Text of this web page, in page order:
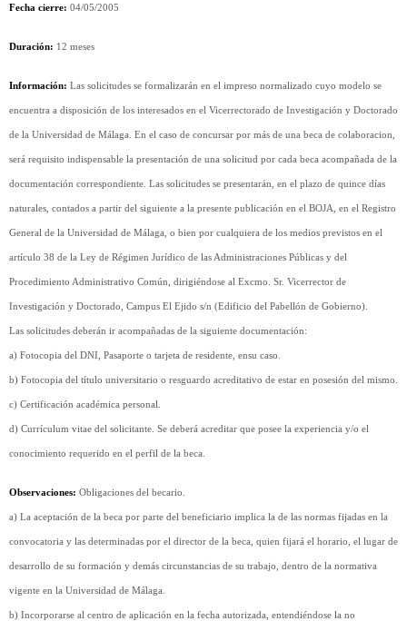
Fecha cierre: 04/05/2005
Duración: 12 meses
Información: Las solicitudes se formalizarán en el impreso normalizado cuyo modelo se
encuentra a disposición de los interesados en el Vicerrectorado de Investigación y Doctorado
de la Universidad de Málaga. En el caso de concursar por más de una beca de colaboracion,
será requisito indispensable la presentación de una solicitud por cada beca acompañada de la
documentación correspondiente. Las solicitudes se presentarán, en el plazo de quince días
naturales, contados a partir del siguiente a la presente publicación en el BOJA, en el Registro
General de la Universidad de Málaga, o bien por cualquiera de los medios previstos en el
artículo 38 de la Ley de Régimen Jurídico de las Administraciones Públicas y del
Procedimiento Administrativo Común, dirigiéndose al Excmo. Sr. Vicerrector de
Investigación y Doctorado, Campus El Ejido s/n (Edificio del Pabellón de Gobierno).
Las solicitudes deberán ir acompañadas de la siguiente documentación:
a) Fotocopia del DNI, Pasaporte o tarjeta de residente, ensu caso.
b) Fotocopia del título universitario o resguardo acreditativo de estar en posesión del mismo.
c) Certificación académica personal.
d) Currículum vitae del solicitante. Se deberá acreditar que posee la experiencia y/o el
conocimiento requerido en el perfil de la beca.
Observaciones: Obligaciones del becario.
a) La aceptación de la beca por parte del beneficiario implica la de las normas fijadas en la
convocatoria y las determinadas por el director de la beca, quien fijará el horario, el lugar de
desarrollo de su formación y demás circunstancias de su trabajo, dentro de la normativa
vigente en la Universidad de Málaga.
b) Incorporarse al centro de aplicación en la fecha autorizada, entendiéndose la no